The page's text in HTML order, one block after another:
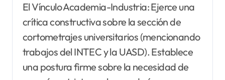
El Vínculo Academia-Industria: Ejerce una
crítica constructiva sobre la sección de
cortometrajes universitarios (mencionando
trabajos del INTEC y la UASD). Establece
una postura firme sobre la necesidad de